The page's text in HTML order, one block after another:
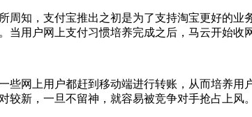
周知，支付宝推出之初是为了支持淘宝更好的
用户网上支付习惯培养完成之后，马云开始收
些网上用户都赶到移动端进行转账，从而培养
新，一旦不留神，就容易被竞争对手抢占上风